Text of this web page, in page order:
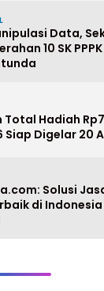
Data,
10 SK
Total Hadiah
Siap Digelar 20
Solusi
di